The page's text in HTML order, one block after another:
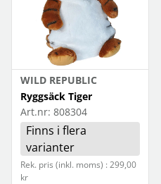
WILD REPUBLIC
Ryggsäck Tiger
Art.nr: 808304
Finns i flera
varianter
Rek. pris (inkl. moms) : 299,00
kr